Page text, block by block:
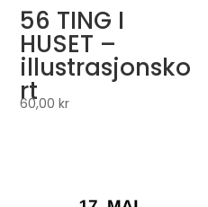
56 TING I
HUSET –
illustrasjonsko
rt
60,00kr